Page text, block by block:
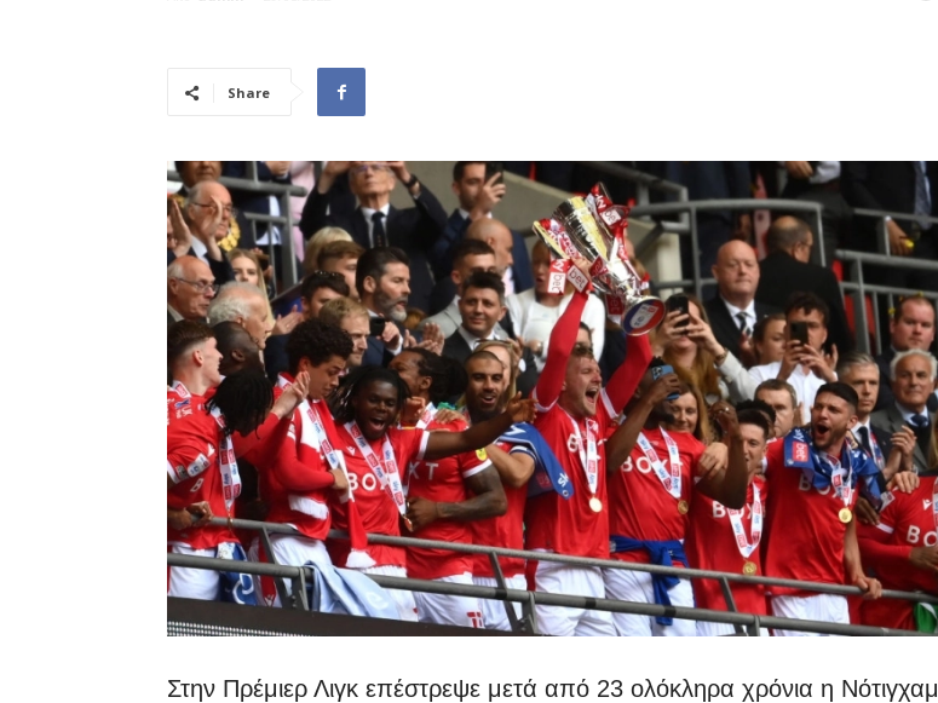
Share
Στην Πρέμιερ Λιγκ επέστρεψε μετά από 23 ολόκληρα χρόνια η Νότιγχαμ